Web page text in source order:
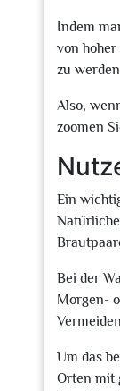
Indem
von
zu
Also,
zoomen
Ein
Bei der
Morgen-
Um das
Orten mit